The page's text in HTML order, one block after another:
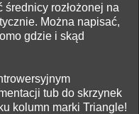
rozłożonej na
Można napisać,
gdzie i skąd
tub do skrzynek
kolumn marki Triangle!